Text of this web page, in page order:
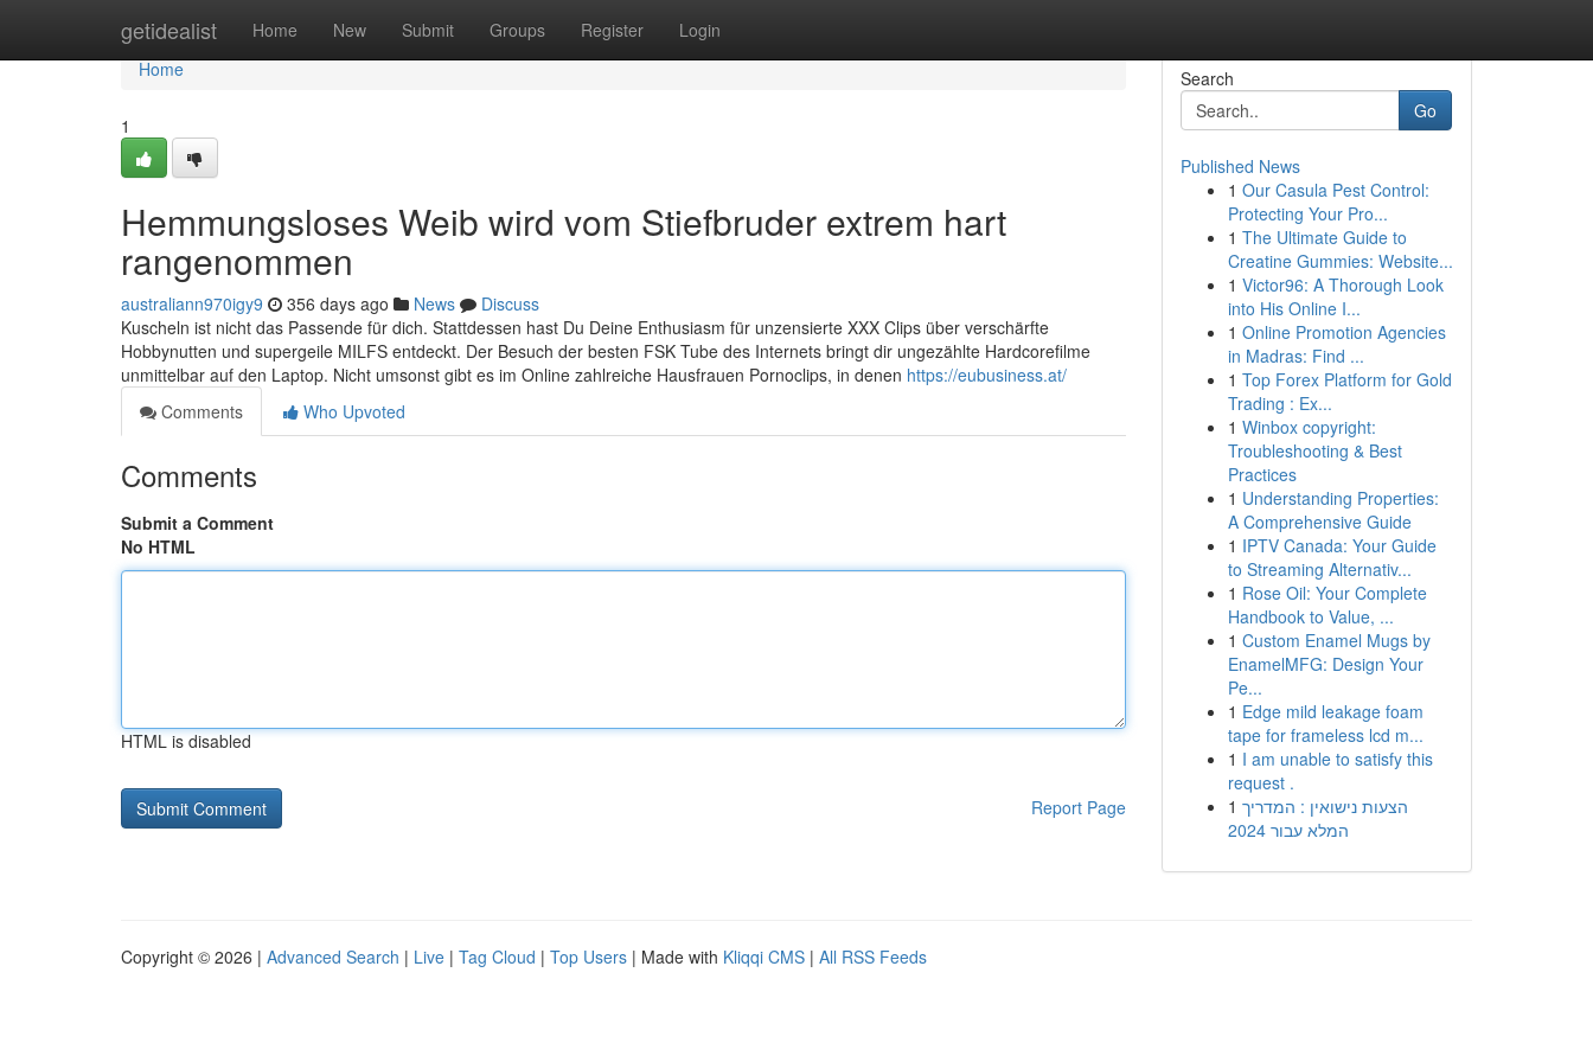
getidealist Home New Submit Groups Register Login
Home
Home
1
Hemmungsloses Weib wird vom Stiefbruder extrem hart
rangenommen
australiann970igy9 356 days ago News
Discuss
Kuscheln ist nicht das Passende für dich. Stattdessen hast Du Deine Enthusiasm für unzensierte XXX Clips über verschärfte
Hobbynutten und supergeile MILFS entdeckt. Der Besuch der besten FSK Tube des Internets bringt dir ungezählte Hardcorefilme
unmittelbar auf den Laptop. Nicht umsonst gibt es im Online zahlreiche Hausfrauen Pornoclips, in denen https://eubusiness.at/
Comments
Who Upvoted
Comments
Submit a Comment
No HTML
HTML is disabled
Report Page
Search
Go
Published News
1 Our Casula Pest Control:
Protecting Your Pro...
1 The Ultimate Guide to
Creatine Gummies: Website...
1 Victor96: A Thorough Look
into His Online I...
1 Online Promotion Agencies
in Madras: Find ...
1 Top Forex Platform for Gold
Trading : Ex...
1 Winbox copyright:
Troubleshooting & Best
Practices
1 Understanding Properties:
A Comprehensive Guide
1 IPTV Canada: Your Guide
to Streaming Alternativ...
1 Rose Oil: Your Complete
Handbook to Value, ...
1 Custom Enamel Mugs by
EnamelMFG: Design Your
Pe...
1 Edge mild leakage foam
tape for frameless lcd m...
1 I am unable to satisfy this
request .
1 הצעות נישואין : המדריך
המלא עבור 2024
Copyright © 2026 | Advanced Search | Live | Tag Cloud | Top Users | Made with Kliqqi CMS | All RSS Feeds